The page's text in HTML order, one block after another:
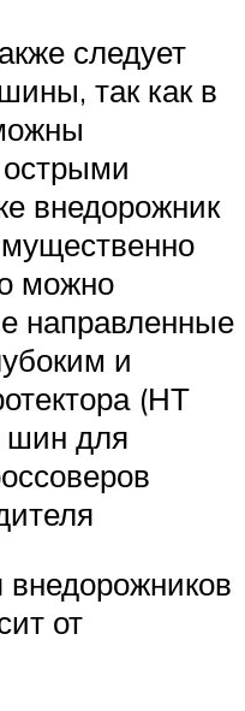
следует
так как в
внедорожник
можно
направленные
и
(НТ
шин для
от